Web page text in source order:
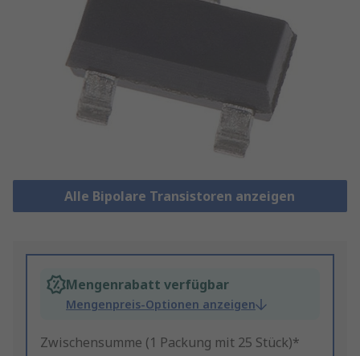
Alle Bipolare Transistoren anzeigen
Mengenrabatt verfügbar
Mengenpreis-Optionen anzeigen
Zwischensumme (1 Packung mit 25 Stück)*